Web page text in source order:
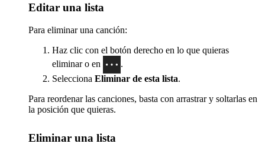
Editar una lista
Para eliminar una canción:
Haz clic con el botón derecho en lo que quieras
eliminar o en
.
Selecciona Eliminar de esta lista.
Para reordenar las canciones, basta con arrastrar y soltarlas en
la posición que quieras.
Eliminar una lista